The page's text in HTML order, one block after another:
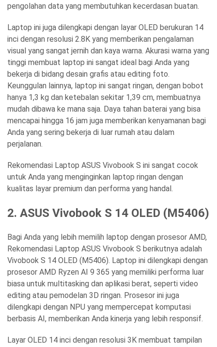
pengolahan data yang membutuhkan kecerdasan buatan.
Laptop ini juga dilengkapi dengan layar OLED berukuran 14
inci dengan resolusi 2.8K yang memberikan pengalaman
visual yang sangat jernih dan kaya warna. Akurasi warna yang
tinggi membuat laptop ini sangat ideal bagi Anda yang
bekerja di bidang desain grafis atau editing foto.
Keunggulan lainnya, laptop ini sangat ringan, dengan bobot
hanya 1,3 kg dan ketebalan sekitar 1,39 cm, membuatnya
mudah dibawa ke mana saja. Daya tahan baterai yang bisa
mencapai hingga 16 jam juga memberikan kenyamanan bagi
Anda yang sering bekerja di luar rumah atau dalam
perjalanan.
Rekomendasi Laptop ASUS Vivobook S ini sangat cocok
untuk Anda yang menginginkan laptop ringan dengan
kualitas layar premium dan performa yang handal.
2. ASUS Vivobook S 14 OLED (M5406)
Bagi Anda yang lebih memilih laptop dengan prosesor AMD,
Rekomendasi Laptop ASUS Vivobook S berikutnya adalah
Vivobook S 14 OLED (M5406). Laptop ini dilengkapi dengan
prosesor AMD Ryzen AI 9 365 yang memiliki performa luar
biasa untuk multitasking dan aplikasi berat, seperti video
editing atau pemodelan 3D ringan. Prosesor ini juga
dilengkapi dengan NPU yang mempercepat komputasi
berbasis AI, memberikan Anda kinerja yang lebih responsif.
Layar OLED 14 inci dengan resolusi 3K membuat tampilan